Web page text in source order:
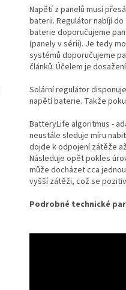
Napětí z panelů musí
baterii. Regulátor nabíjí do
baterie doporučujeme
(panely v sérii). Je tedy
systémů doporučujeme
článků. Účelem je
Solární regulátor
napětí baterie. Takže
BatteryLife algoritmus -
neustále sleduje míru
dojde k odpojení zátěže
Následuje opět pokles
může docházet cca
vyšší zátěži, což se
Podrobné technické